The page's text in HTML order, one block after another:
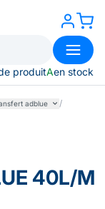
produitAen stock
adblue /
40L/M